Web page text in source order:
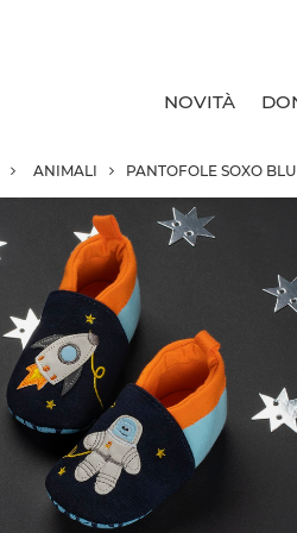
NOVITÀ
ANIMALI PANTOFOLE SOXO